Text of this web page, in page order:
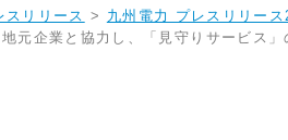
スリリース > 九州電力 プレスリリース
元企業と協力し、「見守りサービス」